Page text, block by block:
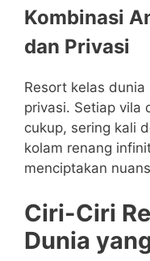
Kombinasi
dan Privasi
Resort kelas
privasi. Setiap vila
cukup, sering kali
kolam renang
menciptakan
Ciri-Ciri
Dunia